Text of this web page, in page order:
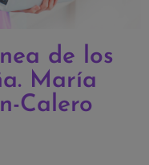
de los
María
Calero